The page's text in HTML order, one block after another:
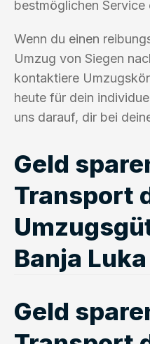
bestmöglichen Service
Wenn du einen
Umzug von Siegen
kontaktiere
heute für dein
uns darauf, dir bei
Geld
Transport
Banja Luka
Geld